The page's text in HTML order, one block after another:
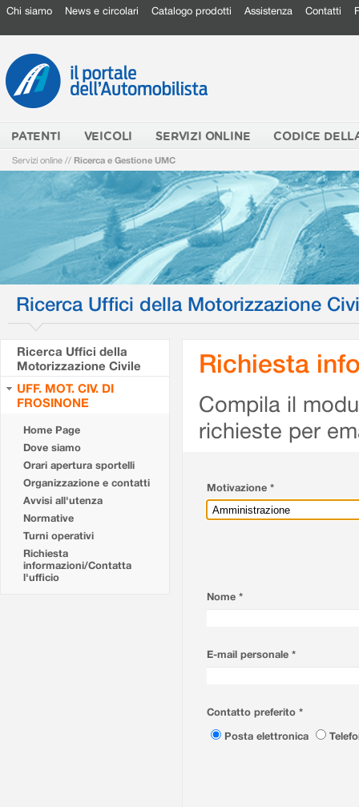
Chi siamo News e circolari Catalogo prodotti Assistenza Contatti
PATENTI VEICOLI SERVIZI ONLINE CODICE
Servizi online // Ricerca e Gestione UMC
Ricerca Uffici della Motorizzazione
Ricerca Uffici della
Motorizzazione Civile
UFF. MOT. CIV. DI
FROSINONE
Home Page
Dove siamo
Orari apertura sportelli
Organizzazione e contatti
Avvisi all'utenza
Normative
Turni operativi
Richiesta
informazioni/Contatta
l'ufficio
Richiesta
Compila il
richieste per
Motivazione *
Nome *
E-mail personale *
Contatto preferito *
Posta elettronica